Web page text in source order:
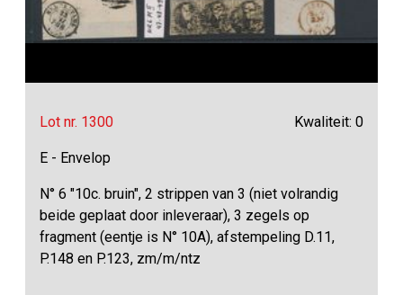
Lot nr. 1300 Kwaliteit: 0
E - Envelop
N° 6 "10c. bruin", 2 strippen van 3 (niet volrandig
beide geplaat door inleveraar), 3 zegels op
fragment (eentje is N° 10A), afstempeling D.11,
P.148 en P.123, zm/m/ntz